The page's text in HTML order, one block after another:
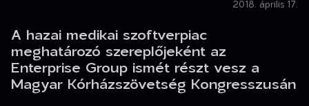
2018. április 17.
A hazai medikai szoftverpiac
meghatározó szereplőjeként az
Enterprise Group ismét részt vesz a
Magyar Kórházszövetség Kongresszusán